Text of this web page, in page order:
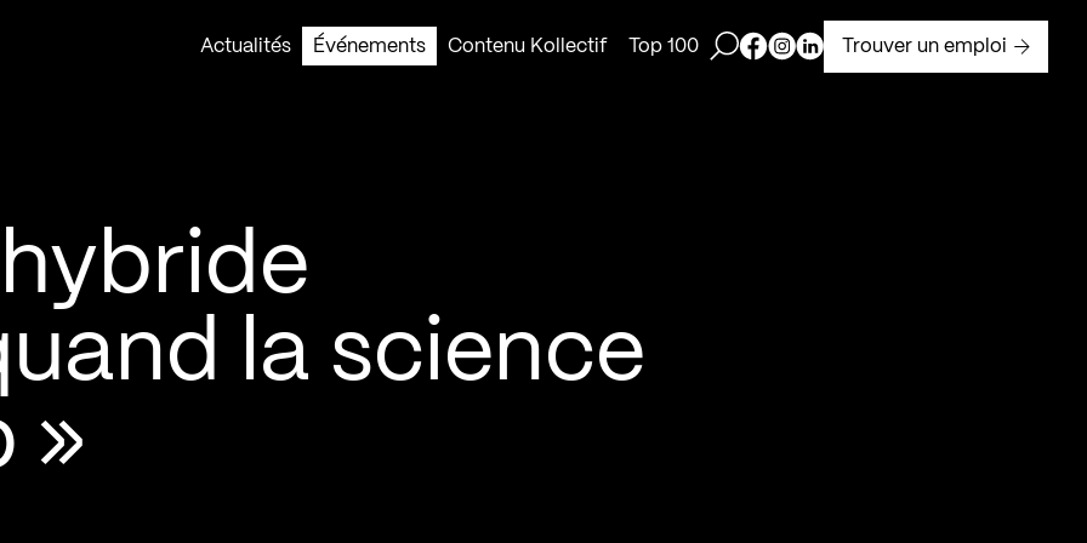
Actualités
Événements Contenu Kollectif Top 100 Ouvrir la barre de recherche
Page Facebook de Kollectif
Page Instagram de Kollectif
Page Linkedin de Kollectif
Trouver un emploi
la science
»